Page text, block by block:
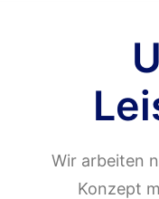
Wir arbeiten
Konzept